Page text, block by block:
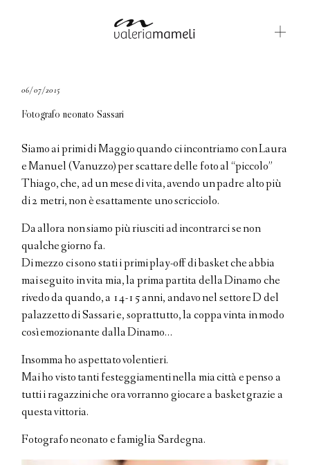
06/07/2015
Fotografo neonato Sassari
Siamo ai primi di Maggio quando ci incontriamo con Laura
e Manuel (Vanuzzo) per scattare delle foto al “piccolo”
Thiago, che, ad un mese di vita, avendo un padre alto più
di 2 metri, non è esattamente uno scricciolo.
Da allora non siamo più riusciti ad incontrarci se non
qualche giorno fa.
Di mezzo ci sono stati i primi play-off di basket che abbia
mai seguito in vita mia, la prima partita della Dinamo che
rivedo da quando, a 14-15 anni, andavo nel settore D del
palazzetto di Sassari e, soprattutto, la coppa vinta in modo
così emozionante dalla Dinamo…
Insomma ho aspettato volentieri.
Mai ho visto tanti festeggiamenti nella mia città e penso a
tutti i ragazzini che ora vorranno giocare a basket grazie a
questa vittoria.
Fotografo neonato e famiglia Sardegna.
GALLERIE
BLOG
CONTATTI
ABOUT ME
ENGLISH